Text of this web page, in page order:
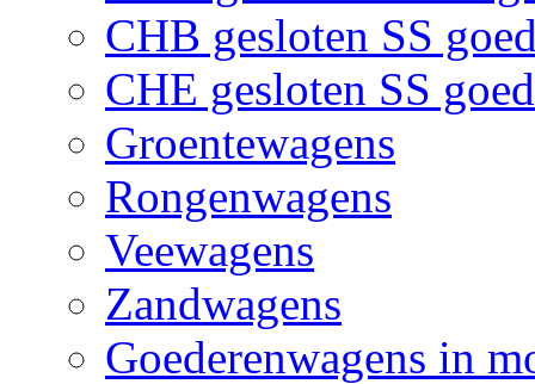
CHB gesloten SS
CHE gesloten SS
Groentewagens
Rongenwagens
Veewagens
Zandwagens
Goederenwagens in